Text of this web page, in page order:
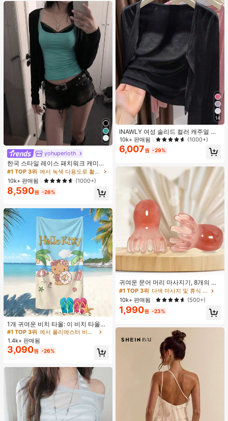
yohuperloth
한국 스타일 레이스 패치워크 캐미솔
탱크 탑, Y2K 에스테틱, 스트리트웨어
캐주얼 여름
#1 TOP 3위
에서 녹색 다용도로 활용 가능한 데일리 탑
10k+ 판매됨
(1000+)
8,590원 -26%
1개 귀여운 비치 타올: 이 비치 타올은
귀여운 카툰 패턴 디자인이 특징이며,
초극세사로 제작되어 부드럽고 내구
성이 뛰어나며 빠르게 건조됩니다. 해
변, 수영장 또는 레저 센터에서 사용하
기에 완벽합니다. 모래 방지 및 자외선
차단 기능이 있으며, 가볍고 편안하여
서핑, 수영 및 요가 활동에 이상적인
선택입니다.
#1 TOP 3위
에서 폴리에스터 비치 타월
거의 매진!
#1 TOP 3위
에서 폴리에스터 비치 타월
거의 매진!
#1 TOP 3위
에서 폴리에스터 비치 타월
거의 매진!
#1 TOP 3위
1.4k+ 판매됨
3,090원 -26%
14
INAWLY 여성 솔리드 컬러 캐주얼 얇
은 가디건, 봄/여름
10k+ 판매됨 (1000+)
6,007원 -29%
귀여운 문어 머리 마사지기, 8개의 촉
수, 머리 마사지기, 괄사 페이셜 도구,
머리 & 몸 이완, 독특한 마사지 포인
트, 수동 딥 티슈 마사지 도구, 학교, 개
학, 여행, 여행 필수품, 가정 필수품, 스
#1 TOP 3위
다색 마사지 및 휴식 도구
10k+ 판매됨
(500+)
1,990원 -23%